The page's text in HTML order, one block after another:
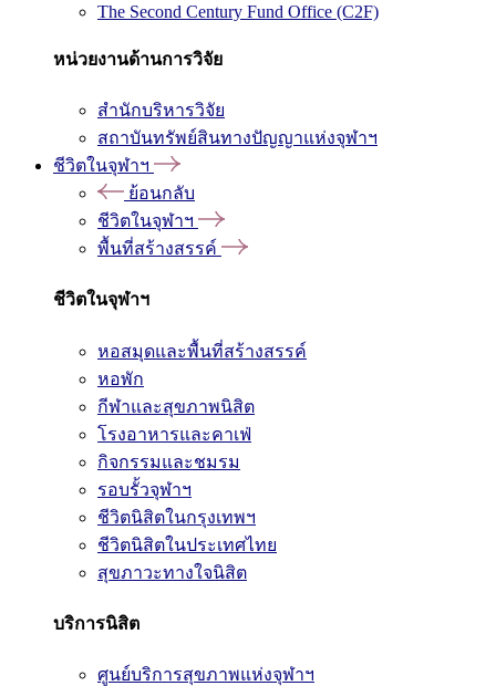
The Second Century Fund Office (C2F)
หน่วยงานด้านการวิจัย
สำนักบริหารวิจัย
สถาบันทรัพย์สินทางปัญญาแห่งจุฬาฯ
ชีวิตในจุฬาฯ
ย้อนกลับ
ชีวิตในจุฬาฯ
พื้นที่สร้างสรรค์
ชีวิตในจุฬาฯ
หอสมุดและพื้นที่สร้างสรรค์
หอพัก
กีฬาและสุขภาพนิสิต
โรงอาหารและคาเฟ่
กิจกรรมและชมรม
รอบรั้วจุฬาฯ
ชีวิตนิสิตในกรุงเทพฯ
ชีวิตนิสิตในประเทศไทย
สุขภาวะทางใจนิสิต
บริการนิสิต
ศูนย์บริการสุขภาพแห่งจุฬาฯ